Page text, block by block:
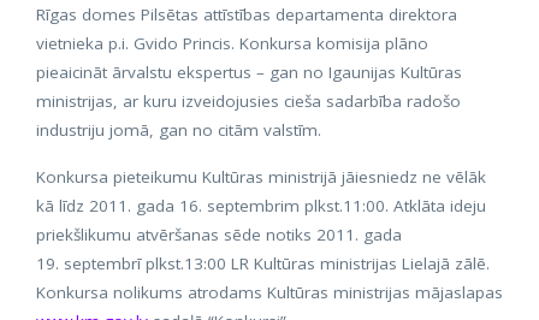
Rīgas domes Pilsētas attīstības departamenta direktora
vietnieka p.i. Gvido Princis. Konkursa komisija plāno
pieaicināt ārvalstu ekspertus – gan no Igaunijas Kultūras
ministrijas, ar kuru izveidojusies cieša sadarbība radošo
industriju jomā, gan no citām valstīm.
Konkursa pieteikumu Kultūras ministrijā jāiesniedz ne vēlāk
kā līdz 2011. gada 16. septembrim plkst.11:00. Atklāta ideju
priekšlikumu atvēršanas sēde notiks 2011. gada
19. septembrī plkst.13:00 LR Kultūras ministrijas Lielajā zālē.
Konkursa nolikums atrodams Kultūras ministrijas mājaslapas